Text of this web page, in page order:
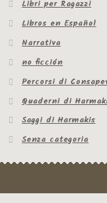
Libri per Ragazzi
Libros en Español
Narrativa
no ficción
Percorsi di
Quaderni di
Saggi di Harmakis
Senza categoria